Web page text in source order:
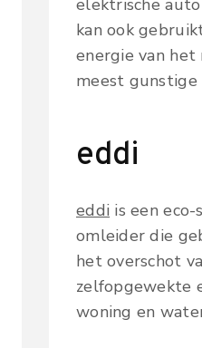
elektrische
kan ook
energie van
meest gunstige
eddi
eddi is een
omleider die
het overschot
zelfopgewekte
woning en